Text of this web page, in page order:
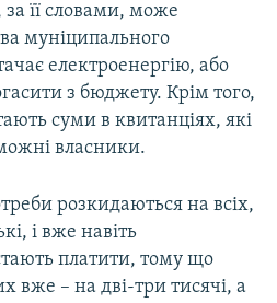
її словами, може
муніципального
електроенергію, або
з бюджету. Крім того,
суми в квитанціях, які
власники.
розкидаються на всіх,
і вже навіть
платити, тому що
вже – на дві-три тисячі, а